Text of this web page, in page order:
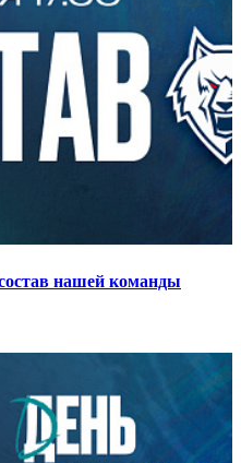
нашей команды